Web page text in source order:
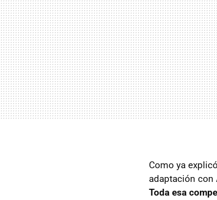
Como ya
adaptación con
Toda esa